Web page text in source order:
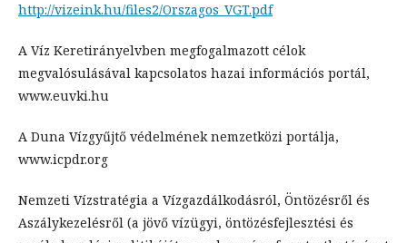
http://vizeink.hu/files2/Orszagos_VGT.pdf
A Víz Keretirányelvben megfogalmazott célok
megvalósulásával kapcsolatos hazai információs portál,
www.euvki.hu
A Duna Vízgyűjtő védelmének nemzetközi portálja,
www.icpdr.org
Nemzeti Vízstratégia a Vízgazdálkodásról, Öntözésről és
Aszálykezelésről (a jövő vízügyi, öntözésfejlesztési és